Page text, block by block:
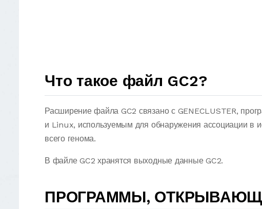
Что такое файл GC2?
Расширение файла GC2 связано с GENECLUSTER,
и Linux, используемым для обнаружения ассоциации в
всего генома.
В файле GC2 хранятся выходные данные GC2.
ПРОГРАММЫ,